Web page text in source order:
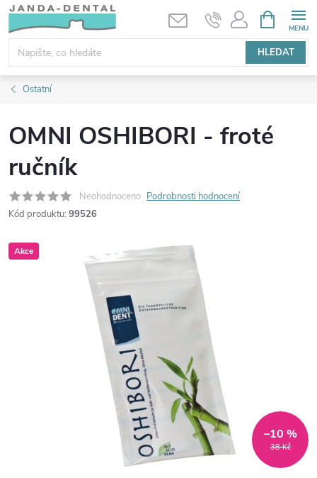
Přejít
obsah
HLEDAT
NÁKUPNÍ
KOŠÍK
Ostatní
OMNI OSHIBORI - froté
ručník
Neohodnoceno Podrobnosti hodnocení
Kód produktu: 99526
Akce
38 Kč
–10 %